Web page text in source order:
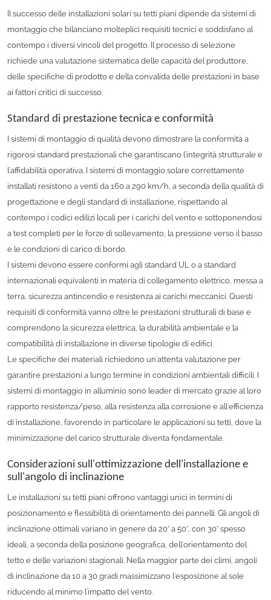
Il successo delle installazioni solari su tetti piani dipende da sistemi di
montaggio che bilanciano molteplici requisiti tecnici e soddisfano al
contempo i diversi vincoli del progetto. Il processo di selezione
richiede una valutazione sistematica delle capacità del produttore,
delle specifiche di prodotto e della convalida delle prestazioni in base
ai fattori critici di successo.
Standard di prestazione tecnica e conformità
I sistemi di montaggio di qualità devono dimostrare la conformità a
rigorosi standard prestazionali che garantiscano l'integrità strutturale e
l'affidabilità operativa. I sistemi di montaggio solare correttamente
installati resistono a venti da 160 a 290 km/h, a seconda della qualità di
progettazione e degli standard di installazione, rispettando al
contempo i codici edilizi locali per i carichi del vento e sottoponendosi
a test completi per le forze di sollevamento, la pressione verso il basso
e le condizioni di carico di bordo.
I sistemi devono essere conformi agli standard UL o a standard
internazionali equivalenti in materia di collegamento elettrico, messa a
terra, sicurezza antincendio e resistenza ai carichi meccanici. Questi
requisiti di conformità vanno oltre le prestazioni strutturali di base e
comprendono la sicurezza elettrica, la durabilità ambientale e la
compatibilità di installazione in diverse tipologie di edifici.
Le specifiche dei materiali richiedono un'attenta valutazione per
garantire prestazioni a lungo termine in condizioni ambientali difficili. I
sistemi di montaggio in alluminio sono leader di mercato grazie al loro
rapporto resistenza/peso, alla resistenza alla corrosione e all'efficienza
di installazione, favorendo in particolare le applicazioni su tetti, dove la
minimizzazione del carico strutturale diventa fondamentale.
Considerazioni sull'ottimizzazione dell'installazione e
sull'angolo di inclinazione
Le installazioni su tetti piani offrono vantaggi unici in termini di
posizionamento e flessibilità di orientamento dei pannelli. Gli angoli di
inclinazione ottimali variano in genere da 20° a 50°, con 30° spesso
ideali, a seconda della posizione geografica, dell'orientamento del
tetto e delle variazioni stagionali. Nella maggior parte dei climi, angoli
di inclinazione da 10 a 30 gradi massimizzano l'esposizione al sole
riducendo al minimo l'impatto del vento.